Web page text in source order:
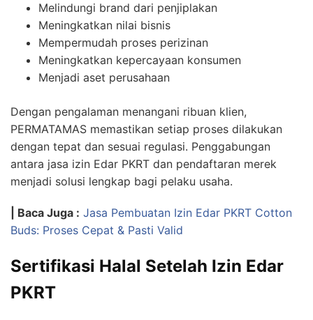
Melindungi brand dari penjiplakan
Meningkatkan nilai bisnis
Mempermudah proses perizinan
Meningkatkan kepercayaan konsumen
Menjadi aset perusahaan
Dengan pengalaman menangani ribuan klien,
PERMATAMAS memastikan setiap proses dilakukan
dengan tepat dan sesuai regulasi. Penggabungan
antara jasa izin Edar PKRT dan pendaftaran merek
menjadi solusi lengkap bagi pelaku usaha.
| Baca Juga : Jasa Pembuatan Izin Edar PKRT Cotton
Buds: Proses Cepat & Pasti Valid
Sertifikasi Halal Setelah Izin Edar
PKRT